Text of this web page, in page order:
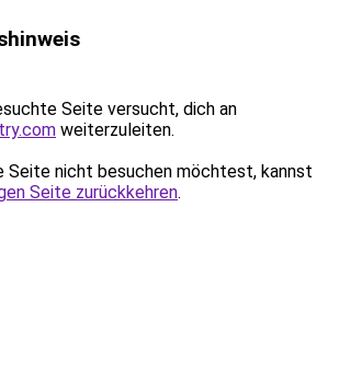
Seite versucht, dich an
weiterzuleiten.
Seite nicht besuchen möchtest, kannst
Seite zurückkehren.